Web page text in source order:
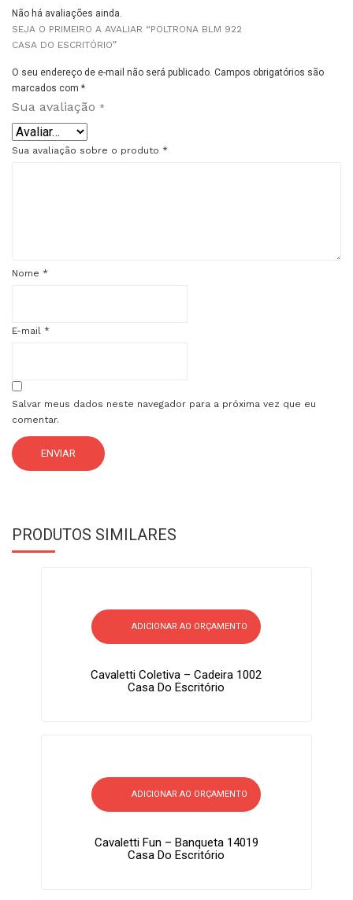
Não há avaliações ainda.
SEJA O PRIMEIRO A AVALIAR “POLTRONA BLM 922
CASA DO ESCRITÓRIO”
O seu endereço de e-mail não será publicado. Campos obrigatórios são
marcados com *
Sua avaliação *
Sua avaliação sobre o produto *
Nome *
E-mail *
Salvar meus dados neste navegador para a próxima vez que eu
comentar.
PRODUTOS SIMILARES
ADICIONAR AO ORÇAMENTO
Cavaletti Coletiva – Cadeira 1002
Casa Do Escritório
ADICIONAR AO ORÇAMENTO
Cavaletti Fun – Banqueta 14019
Casa Do Escritório